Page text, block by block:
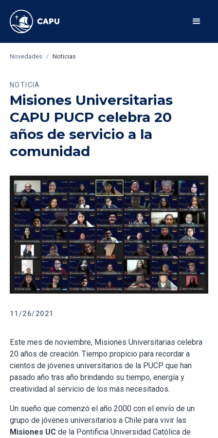
Novedades / Noticias
NOTICIA
Misiones Universitarias
CAPU PUCP celebra 20
años de servicio a la
comunidad
11/26/2021
Este mes de noviembre, Misiones Universitarias celebra
20 años de creación. Tiempo propicio para recordar a
cientos de jóvenes universitarios de la PUCP que han
pasado año tras año brindando su tiempo, energía y
creatividad al servicio de los más necesitados.
Un sueño que comenzó el año 2000 con el envío de un
grupo de jóvenes universitarios a Chile para vivir las
Misiones UC de la Pontificia Universidad Católica de